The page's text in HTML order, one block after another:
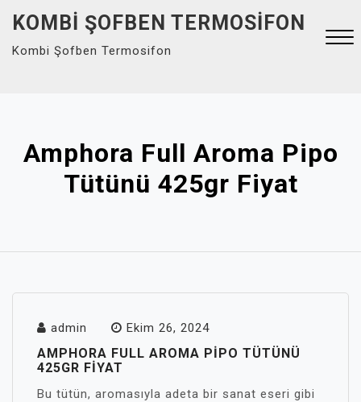
content
KOMBI ŞOFBEN TERMOSIFON
Kombi Şofben Termosifon
Amphora Full Aroma Pipo
Tütünü 425gr Fiyat
admin Ekim 26, 2024
AMPHORA FULL AROMA PIPO TÜTÜNÜ
425GR FIYAT
Bu tütün, aromasıyla adeta bir sanat eseri gibi